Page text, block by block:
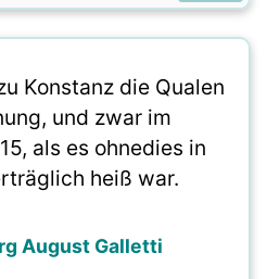
Konstanz die Qualen
und zwar im
als es ohnedies in
heiß war.
August Galletti